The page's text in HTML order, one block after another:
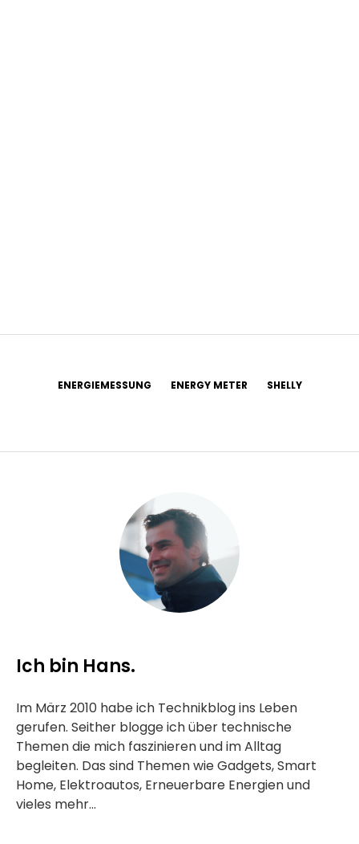
ENERGIEMESSUNG ENERGY METER SHELLY
Ich bin Hans.
Im März 2010 habe ich Technikblog ins Leben
gerufen. Seither blogge ich über technische
Themen die mich faszinieren und im Alltag
begleiten. Das sind Themen wie Gadgets, Smart
Home, Elektroautos, Erneuerbare Energien und
vieles mehr...